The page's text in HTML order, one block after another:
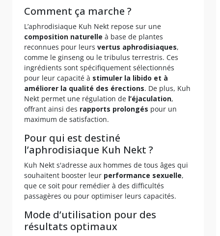
Comment ça marche ?
L’aphrodisiaque Kuh Nekt repose sur une
composition naturelle à base de plantes
reconnues pour leurs vertus aphrodisiaques,
comme le ginseng ou le tribulus terrestris. Ces
ingrédients sont spécifiquement sélectionnés
pour leur capacité à stimuler la libido et à
améliorer la qualité des érections. De plus, Kuh
Nekt permet une régulation de l’éjaculation,
offrant ainsi des rapports prolongés pour un
maximum de satisfaction.
Pour qui est destiné
l’aphrodisiaque Kuh Nekt ?
Kuh Nekt s'adresse aux hommes de tous âges qui
souhaitent booster leur performance sexuelle,
que ce soit pour remédier à des difficultés
passagères ou pour optimiser leurs capacités.
Mode d’utilisation pour des
résultats optimaux